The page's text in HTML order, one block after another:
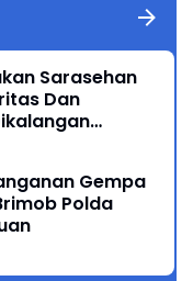
Sarasehan
Dan
Gempa
Polda